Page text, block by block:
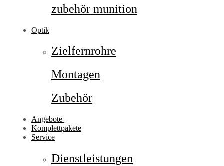
zubehör munition
Optik
Zielfernrohre
Montagen
Zubehör
Angebote
Komplettpakete
Service
Dienstleistungen